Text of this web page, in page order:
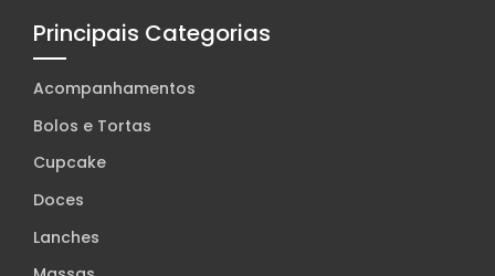
Principais Categorias
Acompanhamentos
Bolos e Tortas
Cupcake
Doces
Lanches